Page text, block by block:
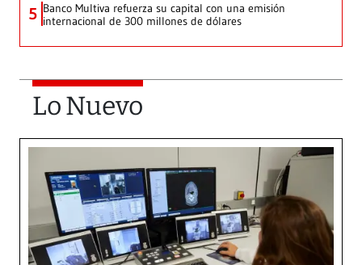
5 Banco Multiva refuerza su capital con una emisión
internacional de 300 millones de dólares
Lo Nuevo